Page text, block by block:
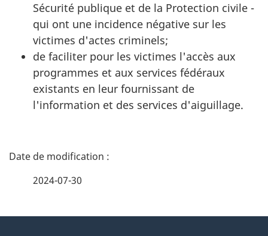
Sécurité publique et de la Protection civile -
qui ont une incidence négative sur les
victimes d'actes criminels;
de faciliter pour les victimes l'accès aux
programmes et aux services fédéraux
existants en leur fournissant de
l'information et des services d'aiguillage.
D
2024-07-30